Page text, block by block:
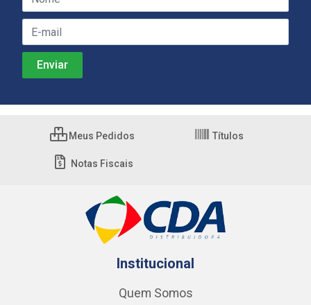
Meus Pedidos Títulos
Notas Fiscais
Institucional
Quem Somos